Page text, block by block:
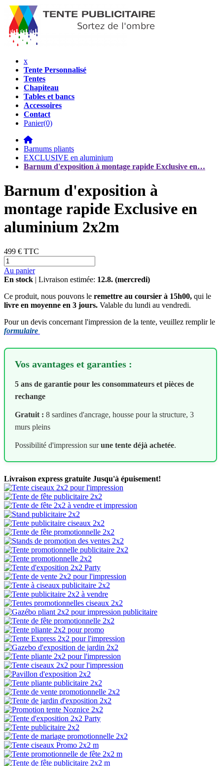
x
Tente Personnalisé
Tentes
Chapiteau
Tables et bancs
Accessoires
Contact
Panier(0)
Barnums pliants
EXCLUSIVE en aluminium
Barnum d'exposition à montage rapide Exclusive en…
Barnum d'exposition à
montage rapide Exclusive en
aluminium 2x2m
499 € TTC
Au panier
En stock | Livraison estimée: 12.8. (mercredi)
Ce produit, nous pouvons le remettre au coursier à 15h00, qui le
livre en moyenne en 3 jours. Valable du lundi au vendredi.
Pour un devis concernant l'impression de la tente, veuillez remplir le
formulaire
Vos avantages et garanties :
5 ans de garantie pour les consommateurs et pièces de
rechange
Gratuit : 8 sardines d'ancrage, housse pour la structure, 3
murs pleins
Possibilité d'impression surune tente déjà achetée.
Livraison express gratuite Jusqu'à épuisement!